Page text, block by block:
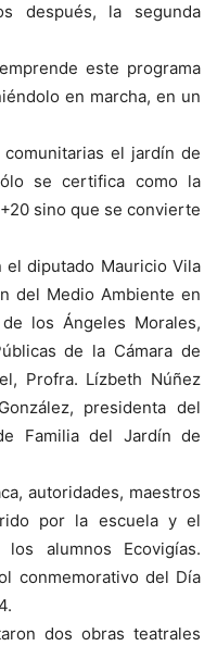
después, la segunda
este programa
en marcha, en un
el jardín de
se certifica como la
sino que se convierte
diputado Mauricio Vila
del Medio Ambiente en
los Ángeles Morales,
de la Cámara de
Profra. Lízbeth Núñez
presidenta del
Familia del Jardín de
autoridades, maestros
por la escuela y el
alumnos Ecovigías.
conmemorativo del Día
dos obras teatrales